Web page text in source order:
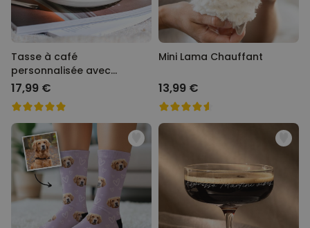
Tasse à café
personnalisée avec
monogramme
17,99 €
Mini Lama Chauffant
13,99 €